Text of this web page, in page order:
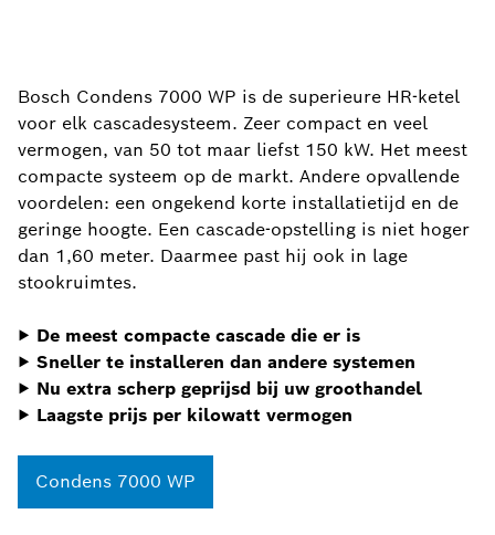
Bosch Condens 7000 WP is de superieure HR-ketel
voor elk cascadesysteem. Zeer compact en veel
vermogen, van 50 tot maar liefst 150 kW. Het meest
compacte systeem op de markt. Andere opvallende
voordelen: een ongekend korte installatietijd en de
geringe hoogte. Een cascade-opstelling is niet hoger
dan 1,60 meter. Daarmee past hij ook in lage
stookruimtes.
▶ De meest compacte cascade die er is
▶ Sneller te installeren dan andere systemen
▶ Nu extra scherp geprijsd bij uw groothandel
▶ Laagste prijs per kilowatt vermogen
Condens 7000 WP